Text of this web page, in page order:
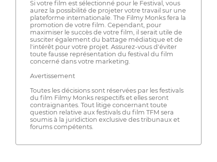
Si votre film est sélectionné pour le Festival, vous
aurez la possibilité de projeter votre travail sur une
plateforme internationale. The Filmy Monks fera la
promotion de votre film. Cependant, pour
maximiser le succès de votre film, il serait utile de
susciter également du battage médiatique et de
l'intérêt pour votre projet. Assurez-vous d'éviter
toute fausse représentation du festival du film
concerné dans votre marketing.
Avertissement
Toutes les décisions sont réservées par les festivals
du film Filmy Monks respectifs et elles seront
contraignantes. Tout litige concernant toute
question relative aux festivals du film TFM sera
soumis à la juridiction exclusive des tribunaux et
forums compétents.